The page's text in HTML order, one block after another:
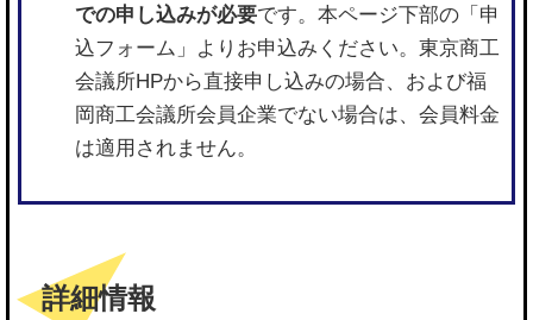
での申し込みが必要です。本ページ下部の「申
込フォーム」よりお申込みください。東京商工
会議所HPから直接申し込みの場合、および福
岡商工会議所会員企業でない場合は、会員料金
は適用されません。
詳細情報